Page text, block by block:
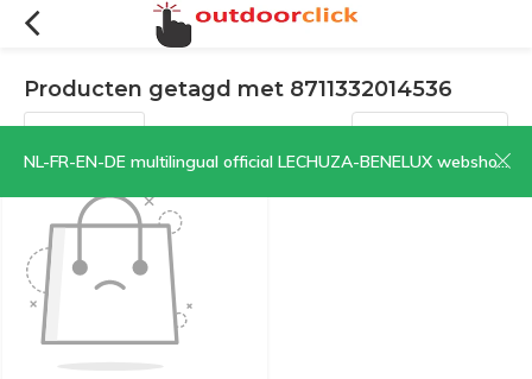
NL-FR-EN-DE multilingual official LECHUZA-BENELUX webshop | CLICK HERE NOW!
Producten getagd met 8711332014536
Filters Sorteren op: